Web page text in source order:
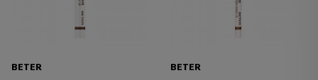
BETER
BETER